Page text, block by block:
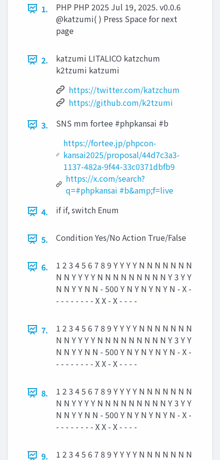
1.
PHP PHP 2025 Jul 19, 2025. v0.0.6
@katzumi( ) Press Space for next
page
2.
katzumi LITALICO katzchum
k2tzumi katzumi
https://twitter.com/katzchum
https://github.com/k2tzumi
3.
SNS mm fortee #phpkansai #b
https://fortee.jp/phpcon-
kansai2025/proposal/44d7c3a3-
1137-482a-9f44-33c0371dbfb9
https://x.com/search?
q=#phpkansai #b&amp;f=live
4.
if if, switch Enum
5. Condition Yes/No Action True/False
6.
1 2 3 4 5 6 7 8 9 Y Y Y Y N N N N N N N
N N Y Y Y Y N N N N N N N N N Y 3 Y Y
N N Y Y N N - 500 Y N Y N Y N Y N - X -
- - - - - - - - X X - X - - - -
7.
1 2 3 4 5 6 7 8 9 Y Y Y Y N N N N N N N
N N Y Y Y Y N N N N N N N N N Y 3 Y Y
N N Y Y N N - 500 Y N Y N Y N Y N - X -
- - - - - - - - X X - X - - - -
8.
1 2 3 4 5 6 7 8 9 Y Y Y Y N N N N N N N
N N Y Y Y Y N N N N N N N N N Y 3 Y Y
N N Y Y N N - 500 Y N Y N Y N Y N - X -
- - - - - - - - X X - X - - - -
9.
1 2 3 4 5 6 7 8 9 Y Y Y Y N N N N N N N